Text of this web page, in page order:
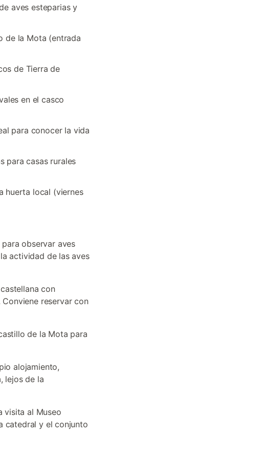
aves esteparias y
de la Mota (entrada
de Tierra de
en el casco
para conocer la vida
para casas rurales
huerta local (viernes
observar aves
actividad de las aves
con
reservar con
de la Mota para
alojamiento,
lejos de la
visita al Museo
catedral y el conjunto